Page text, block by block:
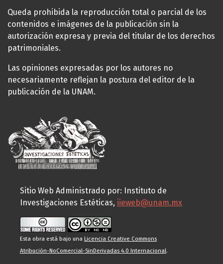
Queda prohibida la reproducción total o parcial de los
contenidos e imágenes de la publicación sin la
autorización expresa y previa del titular de los derechos
patrimoniales.
Las opiniones expresadas por los autores no
necesariamente reflejan la postura del editor de la
publicación de la UNAM.
Sitio Web Administrado por: Instituto de
Investigaciones Estéticas, iieweb@unam.mx
Esta obra está bajo una Licencia Creative Commons
Atribución-NoComercial-SinDerivadas 4.0 Internacional.